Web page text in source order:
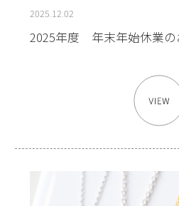
2025.12.02
2025年度 年末年始休業の